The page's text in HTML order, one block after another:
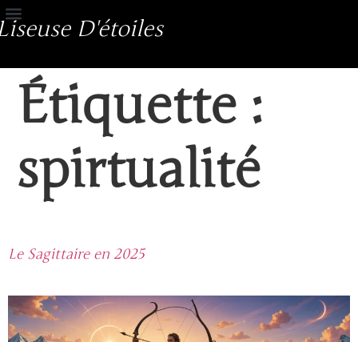
D'étoiles
Étiquette :
spirtualité
Le Sagittaire en 2025